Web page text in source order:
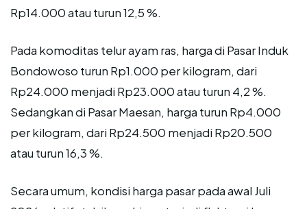
Rp14.000 atau turun 12,5 %.
Pada komoditas telur ayam ras, harga di Pasar Induk
Bondowoso turun Rp1.000 per kilogram, dari
Rp24.000 menjadi Rp23.000 atau turun 4,2 %.
Sedangkan di Pasar Maesan, harga turun Rp4.000
per kilogram, dari Rp24.500 menjadi Rp20.500
atau turun 16,3 %.
Secara umum, kondisi harga pasar pada awal Juli